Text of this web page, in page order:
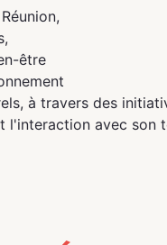
être
à travers des
l'interaction avec son